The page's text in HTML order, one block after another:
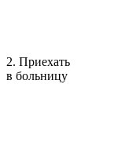
2. Приехать
в больницу